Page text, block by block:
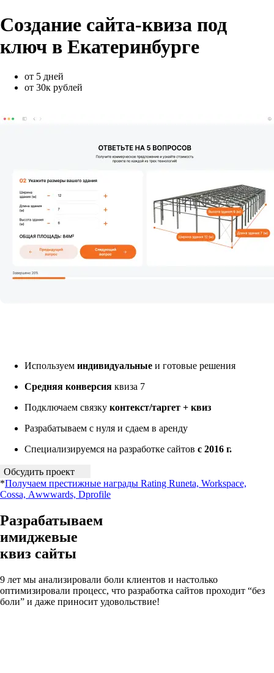
Создание сайта-квиза под
ключ в Екатеринбурге
от 5 дней
от 30к рублей
Используем индивидуальные и готовые решения
Средняя конверсия квиза 7
Подключаем связку контекст/таргет + квиз
Разрабатываем с нуля и сдаем в аренду
Специализируемся на разработке сайтов с 2016 г.
Обсудить проект
*Получаем престижные награды Rating Runeta, Workspace,
Cossa, Аwwwards, Dprofile
Разрабатываем
имиджевые
квиз сайты
9 лет мы анализировали боли клиентов и настолько
оптимизировали процесс, что разработка сайтов проходит “без
боли” и даже приносит удовольствие!